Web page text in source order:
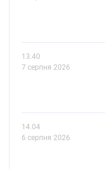
13.40
7 серпня 2026
14.04
6 серпня 2026